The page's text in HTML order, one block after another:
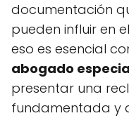
documentación
pueden influir en
eso es esencial
abogado
presentar una
fundamentada y